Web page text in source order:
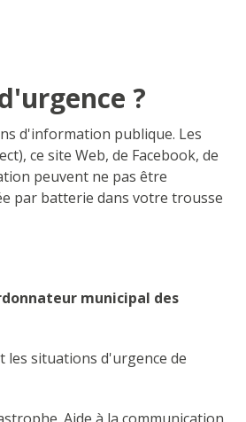
?
d'information publique. Les
ce site Web, de Facebook, de
peuvent ne pas être
par batterie dans votre trousse
municipal des
situations d'urgence de
Aide à la communication